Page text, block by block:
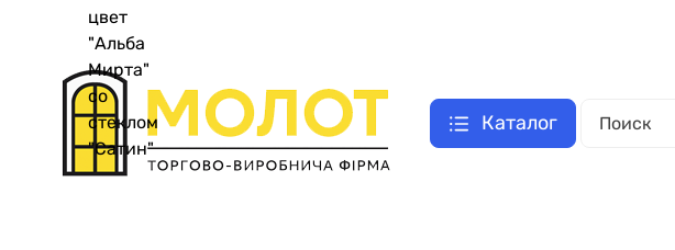
Как заказать двери
Каталог